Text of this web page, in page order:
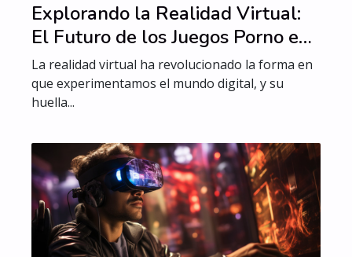
Explorando la Realidad Virtual:
El Futuro de los Juegos Porno en
3D
La realidad virtual ha revolucionado la forma en
que experimentamos el mundo digital, y su
huella...